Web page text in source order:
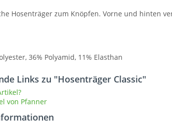
Hosenträger zum Knöpfen. Vorne und hinten
36% Polyamid, 11% Elasthan
Links zu "Hosenträger Classic"
von Pfanner